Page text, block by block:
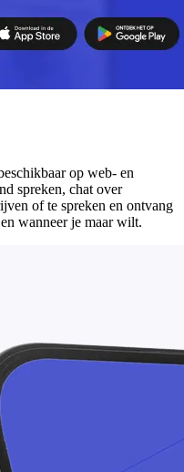
op web- en
spreken, chat over
of te spreken en ontvang
wanneer je maar wilt.